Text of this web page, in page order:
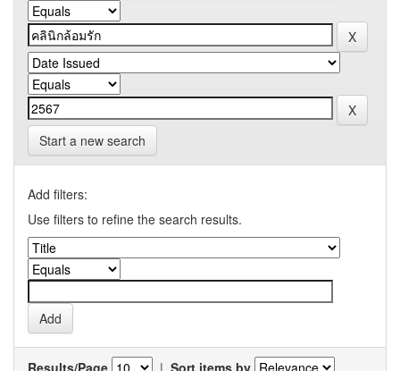
Start a new search
Add filters:
Use filters to refine the search results.
Results/Page | Sort items by